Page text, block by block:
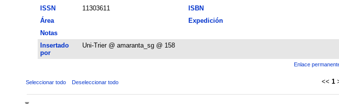
ISSN 11303611 ISBN
Área
Expedición
Notas
Insertado
por
Uni-Trier @ amaranta_sg @ 158
Enlace
Seleccionar todo Deseleccionar todo << 1